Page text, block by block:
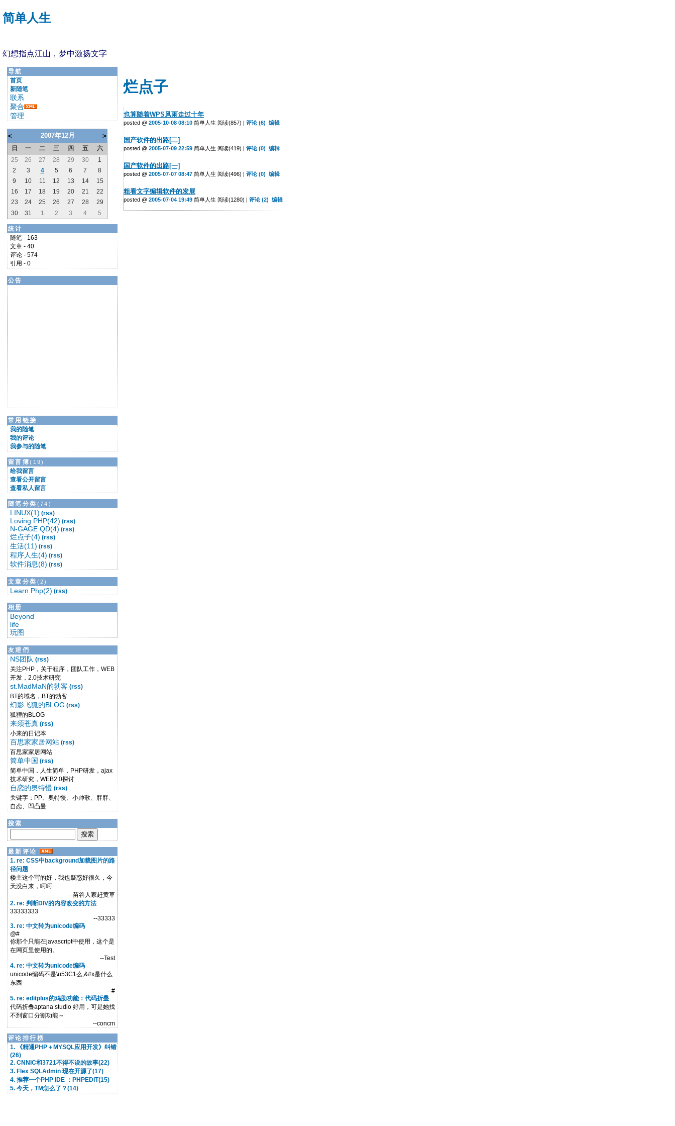
简单人生
幻想指点江山，梦中激扬文字
导航
首页
新随笔
联系
聚合
管理
< 2007年12月 >
日 一 二 三 四 五
六
25
26 27 28 29 30
1
2
3 4 5 6 7
8
9
10 11 12 13 14
15
16
17 18 19 20 21
22
23
24 25 26 27 28
29
30
31 1 2 3 4 5
统计
随笔 - 163
文章 - 40
评论 - 574
引用 - 0
公告
常用链接
我的随笔
我的评论
我参与的随笔
留言簿(19)
给我留言
查看公开留言
查看私人留言
随笔分类 (74)
LINUX(1) (rss)
Loving PHP(42) (rss)
N-GAGE QD(4) (rss)
烂点子(4) (rss)
生活(11) (rss)
程序人生(4) (rss)
软件消息(8) (rss)
文章分类 (2)
Learn Php(2) (rss)
相册
Beyond
life
玩图
友逹們
NS团队 (rss)
关注PHP，关于程序，团队工作，WEB
开发，2.0技术研究
st.MadMaN的勃客 (rss)
BT的域名，BT的勃客
幻影飞狐的BLOG (rss)
狐狸的BLOG
来须苍真 (rss)
小来的日记本
百思家家居网站 (rss)
百思家家居网站
简单中国 (rss)
简单中国，人生简单，PHP研发，ajax
技术研究，WEB2.0探讨
自恋的奥特慢 (rss)
关键字：PP、奥特慢、小帅歌、胖胖、
自恋、凹凸曼
搜索
最新评论
1. re: CSS中background加载图片的路
径问题
楼主这个写的好，我也疑惑好很久，今
天没白来，呵呵
--苗谷人家赶黄草
2. re: 判断DIV的内容改变的方法
33333333
--33333
3. re: 中文转为unicode编码
@#
你那个只能在javascript中使用，这个是
在网页里使用的。
--Test
4. re: 中文转为unicode编码
unicode编码不是\u53C1么,&#x是什么
东西
--#
5. re: editplus的鸡肋功能：代码折叠
代码折叠aptana studio 好用，可是她找
不到窗口分割功能～
--concm
评论排行榜
1. 《精通PHP＋MYSQL应用开发》纠错
(26)
2. CNNIC和3721不得不说的故事(22)
3. Flex SQLAdmin 现在开源了(17)
4. 推荐一个PHP IDE ：PHPEDIT(15)
5. 今天，TM怎么了？(14)
烂点子
也算随着WPS风雨走过十年
posted @ 2005-10-08 08:10 简单人生 阅读(857) | 评论 (6) 编辑
国产软件的出路[二]
posted @ 2005-07-09 22:59 简单人生 阅读(419) | 评论 (0) 编辑
国产软件的出路[一]
posted @ 2005-07-07 08:47 简单人生 阅读(496) | 评论 (0) 编辑
粗看文字编辑软件的发展
posted @ 2005-07-04 19:49 简单人生 阅读(1280) | 评论 (2) 编辑